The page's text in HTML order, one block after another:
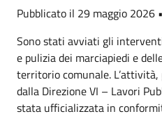
Pubblicato il 29 maggio 2026 •
Sono stati avviati gli
e pulizia dei marciapiedi e
territorio comunale.
dalla Direzione VI – Lavori
stata ufficializzata in